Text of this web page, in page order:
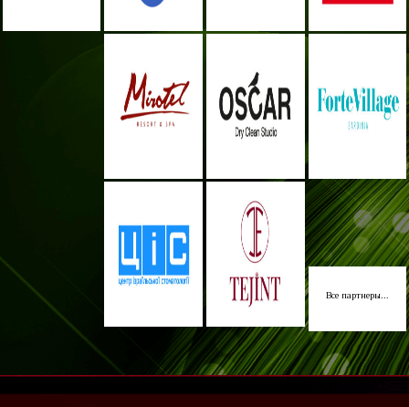
Все партнеры...